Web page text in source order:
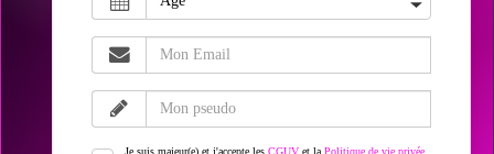
Je suis majeur(e) et j'accepte les CGUV et la Politique de vie privée